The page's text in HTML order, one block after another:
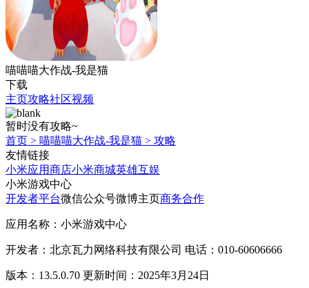
喵喵喵大作战-我是猫
下载
主页攻略社区视频
暂时没有攻略~
首页 > 喵喵喵大作战-我是猫 > 攻略
友情链接
小米应用商店小米商城英雄互娱
小米游戏中心
开发者平台微信公众号微博主页商务合作
应用名称：小米游戏中心
开发者：北京瓦力网络科技有限公司 电话：010-60606666
版本：13.5.0.70 更新时间：2025年3月24日